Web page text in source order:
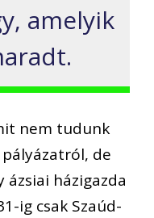
amelyik
nem tudunk
de
házigazda
ig csak Szaúd-